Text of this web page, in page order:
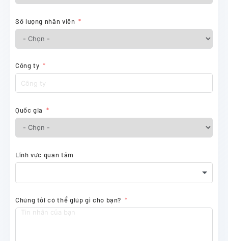
Số lượng nhân viên
Công ty
Quốc gia
Lĩnh vực quan tâm
Chúng tôi có thể giúp gì cho bạn?